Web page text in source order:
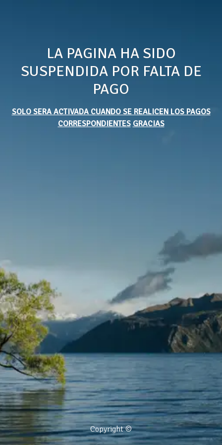
LA PAGINA HA SIDO
SUSPENDIDA POR FALTA DE
PAGO
SOLO SERA ACTIVADA CUANDO SE REALICEN LOS PAGOS
CORRESPONDIENTES GRACIAS
Copyright ©